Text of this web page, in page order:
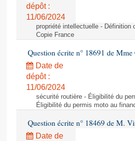
dépôt :
11/06/2024
propriété intellectuelle - Définition
Copie France
Question écrite n° 18691 de
Date de
dépôt :
11/06/2024
sécurité routière - Éligibilité du
Éligibilité du permis moto au
Question écrite n° 18469 de M.
Date de